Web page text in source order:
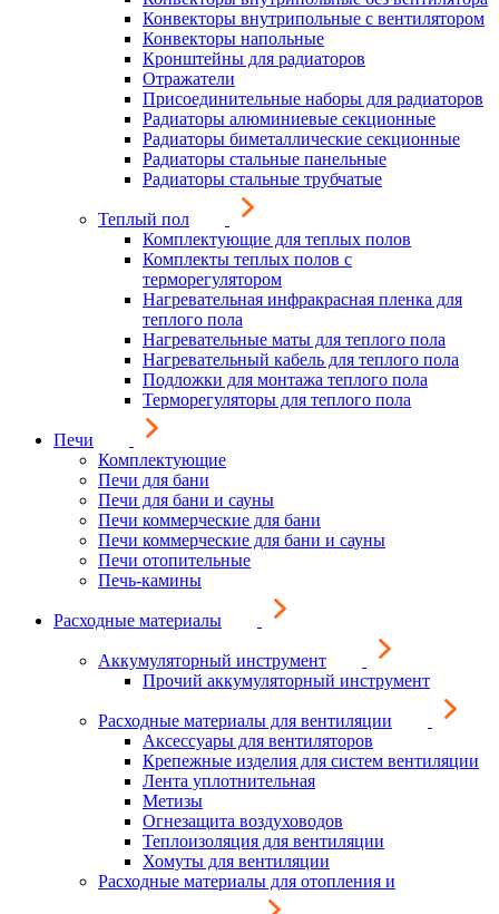
Конвекторы внутрипольные с вентилятором
Конвекторы напольные
Кронштейны для радиаторов
Отражатели
Присоединительные наборы для радиаторов
Радиаторы алюминиевые секционные
Радиаторы биметаллические секционные
Радиаторы стальные панельные
Радиаторы стальные трубчатые
Теплый пол
Комплектующие для теплых полов
Комплекты теплых полов с
терморегулятором
Нагревательная инфракрасная пленка для
теплого пола
Нагревательные маты для теплого пола
Нагревательный кабель для теплого пола
Подложки для монтажа теплого пола
Терморегуляторы для теплого пола
Печи
Комплектующие
Печи для бани
Печи для бани и сауны
Печи коммерческие для бани
Печи коммерческие для бани и сауны
Печи отопительные
Печь-камины
Расходные материалы
Аккумуляторный инструмент
Прочий аккумуляторный инструмент
Расходные материалы для вентиляции
Аксессуары для вентиляторов
Крепежные изделия для систем вентиляции
Лента уплотнительная
Метизы
Огнезащита воздуховодов
Теплоизоляция для вентиляции
Хомуты для вентиляции
Расходные материалы для отопления и